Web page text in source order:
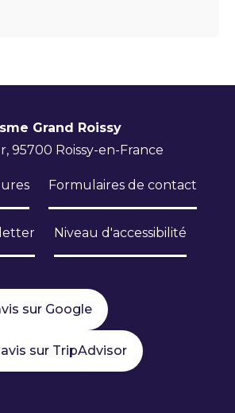
Grand Roissy
95700 Roissy-en-France
Formulaires de contact
Niveau d'accessibilité
sur Google
sur TripAdvisor